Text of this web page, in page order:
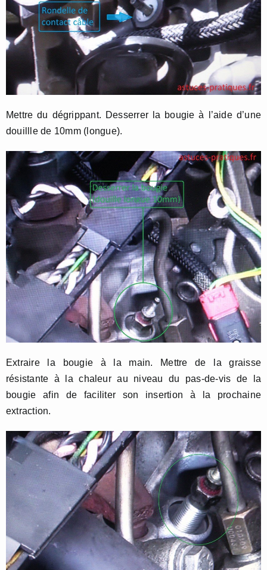
Mettre du dégrippant. Desserrer la bougie à l’aide d’une
douillle de 10mm (longue).
Extraire la bougie à la main. Mettre de la graisse
résistante à la chaleur au niveau du pas-de-vis de la
bougie afin de faciliter son insertion à la prochaine
extraction.